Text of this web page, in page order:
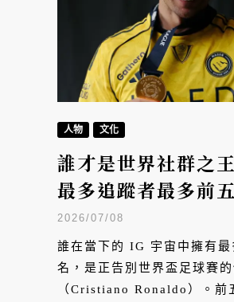
人物 文化
誰才是世界社群之
最多追蹤者最多前
2026/07/08
誰在當下的 IG 宇宙中擁有最
名，是正告別世界盃足球賽
（Cristiano Ronaldo）。前